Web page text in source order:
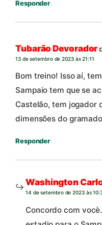
Responder
Tubarão Devorador
13 de setembro de 2023 às 21:11
Bom treino! Isso aí,
Sampaio tem que se
Castelão, tem jogador
dimensões do
Responder
Washington
14 de setembro de 2023 às
Concordo com